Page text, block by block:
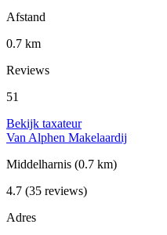
Afstand
0.7 km
Reviews
51
Bekijk taxateur
Van Alphen Makelaardij
Middelharnis (0.7 km)
4.7 (35 reviews)
Adres